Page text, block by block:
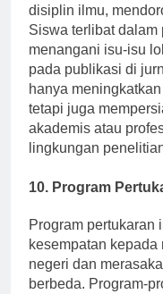
disiplin ilmu,
Siswa terlibat dalam
menangani isu-isu
pada publikasi di
hanya
tetapi juga
akademis atau
lingkungan
10. Program
Program pertukaran
kesempatan
negeri dan
berbeda. Program-